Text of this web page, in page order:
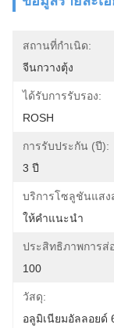
สถานที่กำเนิด:
จีนกวางตุ้ง
ได้รับการรับรอง:
ROSH
การรับประกัน (ปี):
3 ปี
บริการโซลูชันแสง
ให้คำแนะนำ
ประสิทธิภาพการส่
100
วัสดุ:
อลูมิเนียมอัลลอยด์